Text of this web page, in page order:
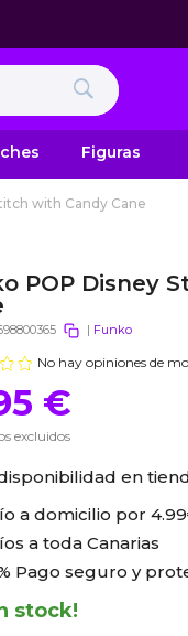
Figuras
with Candy Cane
POP Disney
| Funko
No hay opiniones de
€
excluidos
en
a domicilio por
a toda Canarias
Pago seguro y
stock!